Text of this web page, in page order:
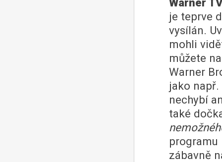
je teprve
vysílán.
mohli
můžete
Warner
jako např.
nechybí
také
zábavně